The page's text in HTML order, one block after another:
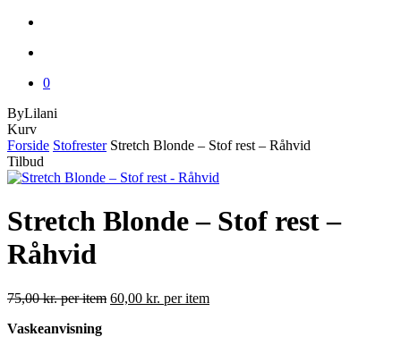
0
ByLilani
KurvClose
Cart
Forside Stofrester Stretch Blonde – Stof rest – Råhvid
Tilbud
Stretch Blonde – Stof rest –
Råhvid
75,00kr.per item 60,00 kr. per item
Vaskeanvisning